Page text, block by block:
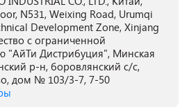
N531, Weixing Road, Urumqi
Development Zone, Xinjang
с ограниченной
"АйТи Дистрибуция", Минская
р-н, боровлянский с/с,
дом № 103/3-7, 7-50